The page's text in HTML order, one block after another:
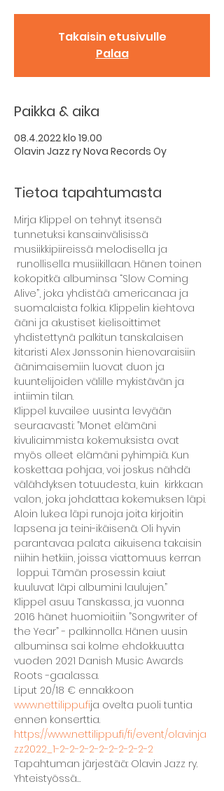
Takaisin etusivulle
Palaa
Paikka & aika
08.4.2022 klo 19.00
Olavin Jazz ry Nova Records Oy
Tietoa tapahtumasta
Mirja Klippel on tehnyt itsensä
tunnetuksi kansainvälisissä
musiikkipiireissä melodisella ja
kokopitkä albuminsa “Slow Coming
Alive”, joka yhdistää americanaa ja
suomalaista folkia. Klippelin kiehtova
ääni ja akustiset kielisoittimet
yhdistettynä palkitun tanskalaisen
kitaristi Alex Jønssonin hienovaraisiin
äänimaisemiin luovat duon ja
kuuntelijoiden välille mykistävän ja
intiimin tilan.
Klippel kuvailee uusinta levyään
seuraavasti: ”Monet elämäni
kivuliaimmista kokemuksista ovat
myös olleet elämäni pyhimpiä. Kun
koskettaa pohjaa, voi joskus nähdä
välähdyksen totuudesta, kuin  kirkkaan
valon, joka johdattaa kokemuksen läpi.
Aloin lukea läpi runoja joita kirjoitin
lapsena ja teini-ikäisenä. Oli hyvin
parantavaa palata aikuisena takaisin
niihin hetkiin, joissa viattomuus kerran
loppui. Tämän prosessin kaiut
kuuluvat läpi albumini laulujen.”
Klippel asuu Tanskassa, ja vuonna
2016 hänet huomioitiin ”Songwriter of
the Year” - palkinnolla. Hänen uusin
albuminsa sai kolme ehdokkuutta
vuoden 2021 Danish Music Awards
Roots -gaalassa.
Liput 20/18 € ennakkoon
www.nettilippu.fija ovelta puoli tuntia
ennen konserttia.
https://www.nettilippu.fi/fi/event/olavinja
zz2022_1-2-2-2-2-2-2-2-2-2-2
Tapahtuman järjestää: Olavin Jazz ry.
Yhteistyössä…